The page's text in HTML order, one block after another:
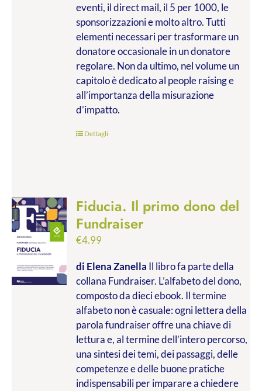
eventi, il direct mail, il 5 per 1000, le
sponsorizzazioni e molto altro. Tutti
elementi necessari per trasformare un
donatore occasionale in un donatore
regolare. Non da ultimo, nel volume un
capitolo è dedicato al people raising e
all’importanza della misurazione
d’impatto.
Dettagli
Fiducia. Il primo dono del
Fundraiser
€4.99
di Elena Zanella Il libro fa parte della
collana Fundraiser. L’alfabeto del dono,
composto da dieci ebook. Il termine
alfabeto non è casuale: ogni lettera della
parola fundraiser offre una chiave di
lettura e, al termine dell’intero percorso,
una sintesi dei temi, dei passaggi, delle
competenze e delle buone pratiche
indispensabili per imparare a chiedere